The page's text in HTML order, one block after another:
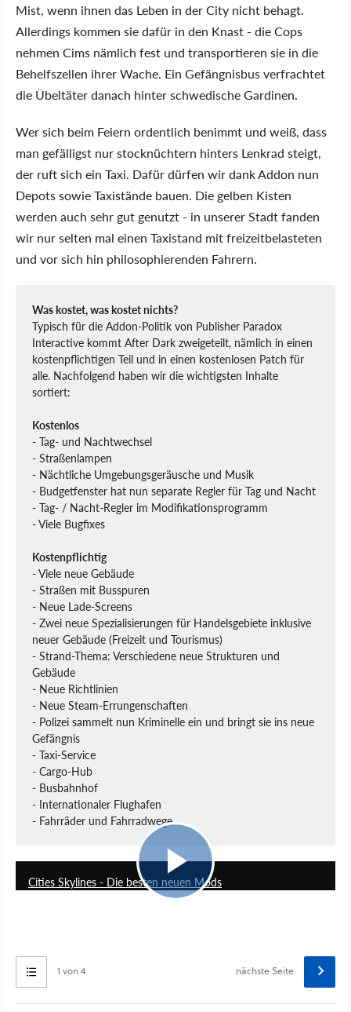
Mist, wenn ihnen das Leben in der City nicht behagt.
Allerdings kommen sie dafür in den Knast - die Cops
nehmen Cims nämlich fest und transportieren sie in die
Behelfszellen ihrer Wache. Ein Gefängnisbus verfrachtet
die Übeltäter danach hinter schwedische Gardinen.
Wer sich beim Feiern ordentlich benimmt und weiß, dass
man gefälligst nur stocknüchtern hinters Lenkrad steigt,
der ruft sich ein Taxi. Dafür dürfen wir dank Addon nun
Depots sowie Taxistände bauen. Die gelben Kisten
werden auch sehr gut genutzt - in unserer Stadt fanden
wir nur selten mal einen Taxistand mit freizeitbelasteten
und vor sich hin philosophierenden Fahrern.
Was kostet, was kostet nichts?
Typisch für die Addon-Politik von Publisher Paradox
Interactive kommt After Dark zweigeteilt, nämlich in einen
kostenpflichtigen Teil und in einen kostenlosen Patch für
alle. Nachfolgend haben wir die wichtigsten Inhalte
sortiert:
Kostenlos
- Tag- und Nachtwechsel
- Straßenlampen
- Nächtliche Umgebungsgeräusche und Musik
- Budgetfenster hat nun separate Regler für Tag und Nacht
- Tag- / Nacht-Regler im Modifikationsprogramm
- Viele Bugfixes
Kostenpflichtig
- Viele neue Gebäude
- Straßen mit Busspuren
- Neue Lade-Screens
- Zwei neue Spezialisierungen für Handelsgebiete inklusive
neuer Gebäude (Freizeit und Tourismus)
- Strand-Thema: Verschiedene neue Strukturen und
Gebäude
- Neue Richtlinien
- Neue Steam-Errungenschaften
- Polizei sammelt nun Kriminelle ein und bringt sie ins neue
Gefängnis
- Taxi-Service
- Cargo-Hub
- Busbahnhof
- Internationaler Flughafen
- Fahrräder und Fahrradwege
Cities Skylines - Die besten neuen Mods
1 von 4 nächste Seite